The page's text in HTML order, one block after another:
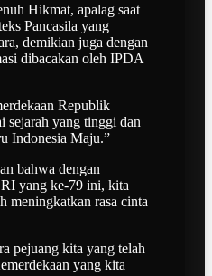
Hikmat, apalag saat
Pancasila yang
demikian juga dengan
dibacakan oleh IPDA
Republik
yang tinggi dan
Indonesia Maju.”
bahwa dengan
yang ke-79 ini, kita
meningkatkan rasa cinta
pejuang kita yang telah
yang kita